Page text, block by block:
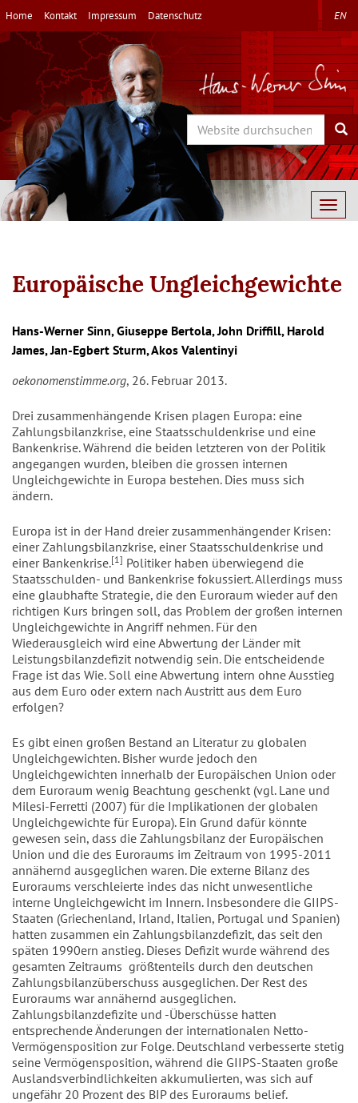
Direkt
zum
Inhalt
Home Kontakt Impressum Datenschutz EN
Search
Europäische Ungleichgewichte
Hans-Werner Sinn, Giuseppe Bertola, John Driffill, Harold
James, Jan-Egbert Sturm, Akos Valentinyi
oekonomenstimme.org, 26. Februar 2013.
Drei zusammenhängende Krisen plagen Europa: eine
Zahlungsbilanzkrise, eine Staatsschuldenkrise und eine
Bankenkrise. Während die beiden letzteren von der Politik
angegangen wurden, bleiben die grossen internen
Ungleichgewichte in Europa bestehen. Dies muss sich
ändern.
Europa ist in der Hand dreier zusammenhängender Krisen:
einer Zahlungsbilanzkrise, einer Staatsschuldenkrise und
einer Bankenkrise.[1] Politiker haben überwiegend die
Staatsschulden- und Bankenkrise fokussiert. Allerdings muss
eine glaubhafte Strategie, die den Euroraum wieder auf den
richtigen Kurs bringen soll, das Problem der großen internen
Ungleichgewichte in Angriff nehmen. Für den
Wiederausgleich wird eine Abwertung der Länder mit
Leistungsbilanzdefizit notwendig sein. Die entscheidende
Frage ist das Wie. Soll eine Abwertung intern ohne Ausstieg
aus dem Euro oder extern nach Austritt aus dem Euro
erfolgen?
Es gibt einen großen Bestand an Literatur zu globalen
Ungleichgewichten. Bisher wurde jedoch den
Ungleichgewichten innerhalb der Europäischen Union oder
dem Euroraum wenig Beachtung geschenkt (vgl. Lane und
Milesi-Ferretti (2007) für die Implikationen der globalen
Ungleichgewichte für Europa). Ein Grund dafür könnte
gewesen sein, dass die Zahlungsbilanz der Europäischen
Union und die des Euroraums im Zeitraum von 1995-2011
annähernd ausgeglichen waren. Die externe Bilanz des
Euroraums verschleierte indes das nicht unwesentliche
interne Ungleichgewicht im Innern. Insbesondere die GIIPS-
Staaten (Griechenland, Irland, Italien, Portugal und Spanien)
hatten zusammen ein Zahlungsbilanzdefizit, das seit den
späten 1990ern anstieg. Dieses Defizit wurde während des
gesamten Zeitraums größtenteils durch den deutschen
Zahlungsbilanzüberschuss ausgeglichen. Der Rest des
Euroraums war annähernd ausgeglichen.
Zahlungsbilanzdefizite und -Überschüsse hatten
entsprechende Änderungen der internationalen Netto-
Vermögensposition zur Folge. Deutschland verbesserte stetig
seine Vermögensposition, während die GIIPS-Staaten große
Auslandsverbindlichkeiten akkumulierten, was sich auf
ungefähr 20 Prozent des BIP des Euroraums belief.